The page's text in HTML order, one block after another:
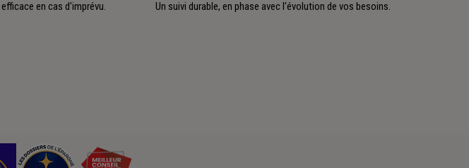
en cas d'imprévu. Un suivi durable, en phase avec l'évolution de vos besoins.